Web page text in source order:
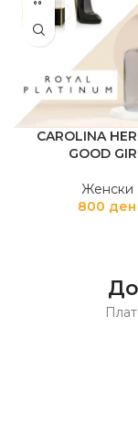
CAROLINA
GOOD
Женски
800 ден